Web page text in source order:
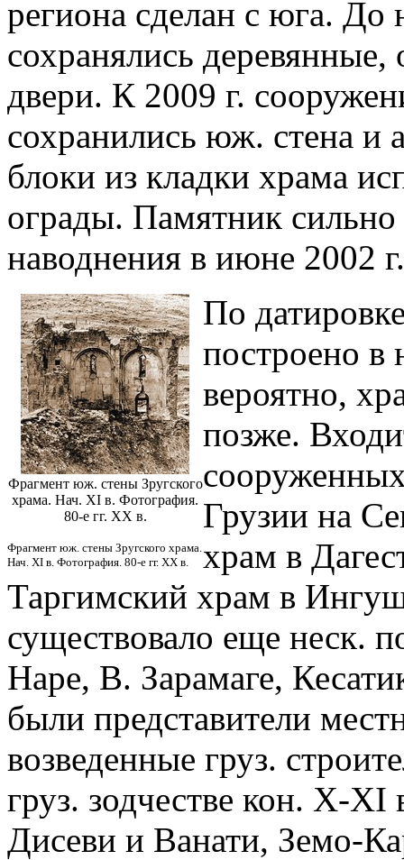
региона сделан с юга. До
сохранялись
двери. К 2009 г.
сохранились юж. стена и
блоки из кладки храма
ограды. Памятник сильно
наводнения в июне 2002 г.
Фрагмент юж. стены Зругского
храма. Нач. XI в. Фотография.
80-е гг. XX в.
Фрагмент юж. стены Зругского храма.
Нач. XI в. Фотография. 80-е гг. XX в.
По
построено в
вероятно,
позже.
Грузии на
храм в
Таргимский храм в
существовало еще неск.
Наре, В. Зарамаге,
были представители
возведенные груз.
груз. зодчестве кон. X-
Дисеви и Ванати, Земо-